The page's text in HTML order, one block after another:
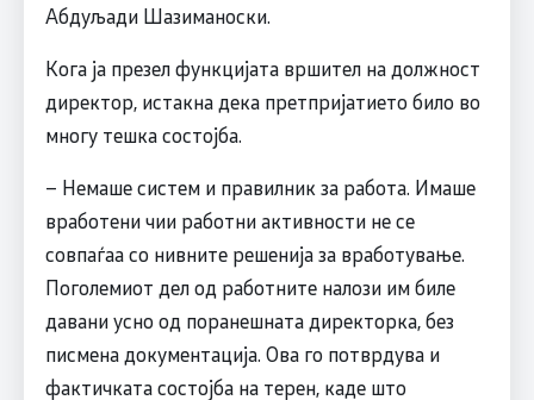
Абдуљади Шазиманоски.
Кога ја презел функцијата вршител на должност
директор, истакна дека претпријатието било во
многу тешка состојба.
– Немаше систем и правилник за работа. Имаше
вработени чии работни активности не се
совпаѓаа со нивните решенија за вработување.
Поголемиот дел од работните налози им биле
давани усно од поранешната директорка, без
писмена документација. Ова го потврдува и
фактичката состојба на терен, каде што